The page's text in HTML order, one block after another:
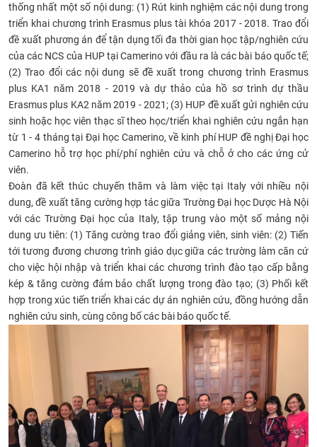
thống nhất một số nội dung: (1) Rút kinh nghiệm các nội dung trong
triển khai chương trình Erasmus plus tài khóa 2017 - 2018. Trao đổi
đề xuất phương án để tận dụng tối đa thời gian học tập/nghiên cứu
của các NCS của HUP tại Camerino với đầu ra là các bài báo quốc tế;
(2) Trao đổi các nội dung sẽ đề xuất trong chương trình Erasmus
plus KA1 năm 2018 - 2019 và dự thảo của hồ sơ trình dự thầu
Erasmus plus KA2 năm 2019 - 2021; (3) HUP đề xuất gửi nghiên cứu
sinh hoặc học viên thạc sĩ theo học/triển khai nghiên cứu ngắn hạn
từ 1 - 4 tháng tại Đại học Camerino, về kinh phí HUP đề nghị Đại học
Camerino hỗ trợ học phí/phí nghiên cứu và chỗ ở cho các ứng cử
viên.
Đoàn đã kết thúc chuyến thăm và làm việc tại Italy với nhiều nội
dung, đề xuất tăng cường hợp tác giữa Trường Đại học Dược Hà Nội
với các Trường Đại học của Italy, tập trung vào một số mảng nội
dung ưu tiên: (1) Tăng cường trao đổi giảng viên, sinh viên: (2) Tiến
tới tương đương chương trình giáo dục giữa các trường làm căn cứ
cho việc hội nhập và triển khai các chương trình đào tạo cấp bằng
kép & tăng cường đảm bảo chất lượng trong đào tạo; (3) Phối kết
hợp trong xúc tiến triển khai các dự án nghiên cứu, đồng hướng dẫn
nghiên cứu sinh, cùng công bố các bài báo quốc tế.